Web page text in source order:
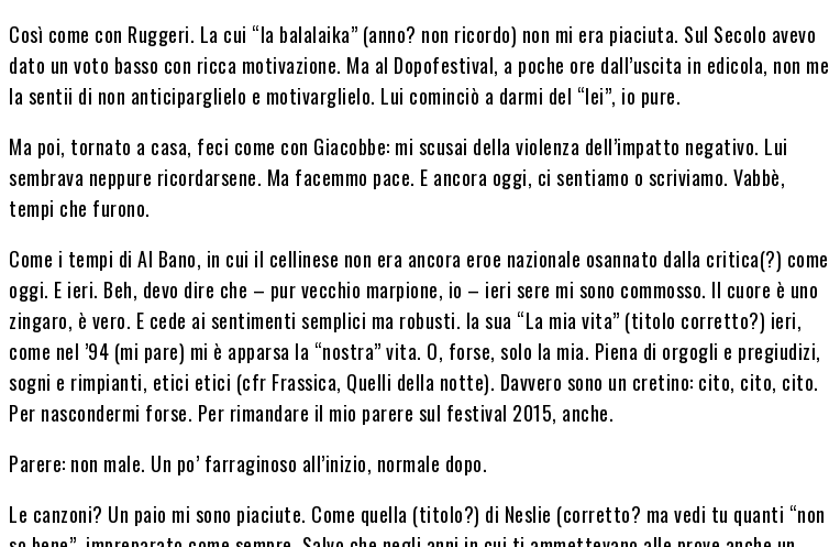
Così come con Ruggeri. La cui “la balalaika” (anno? non ricordo) non mi era piaciuta. Sul Secolo avevo
dato un voto basso con ricca motivazione. Ma al Dopofestival, a poche ore dall’uscita in edicola, non me
la sentii di non anticiparglielo e motivarglielo. Lui cominciò a darmi del “lei”, io pure.
Ma poi, tornato a casa, feci come con Giacobbe: mi scusai della violenza dell’impatto negativo. Lui
sembrava neppure ricordarsene. Ma facemmo pace. E ancora oggi, ci sentiamo o scriviamo. Vabbè,
tempi che furono.
Come i tempi di Al Bano, in cui il cellinese non era ancora eroe nazionale osannato dalla critica(?) come
oggi. E ieri. Beh, devo dire che – pur vecchio marpione, io – ieri sere mi sono commosso. Il cuore è uno
zingaro, è vero. E cede ai sentimenti semplici ma robusti. la sua “La mia vita” (titolo corretto?) ieri,
come nel ’94 (mi pare) mi è apparsa la “nostra” vita. O, forse, solo la mia. Piena di orgogli e pregiudizi,
sogni e rimpianti, etici etici (cfr Frassica, Quelli della notte). Davvero sono un cretino: cito, cito, cito.
Per nascondermi forse. Per rimandare il mio parere sul festival 2015, anche.
Parere: non male. Un po’ farraginoso all’inizio, normale dopo.
Le canzoni? Un paio mi sono piaciute. Come quella (titolo?) di Neslie (corretto? ma vedi tu quanti “non